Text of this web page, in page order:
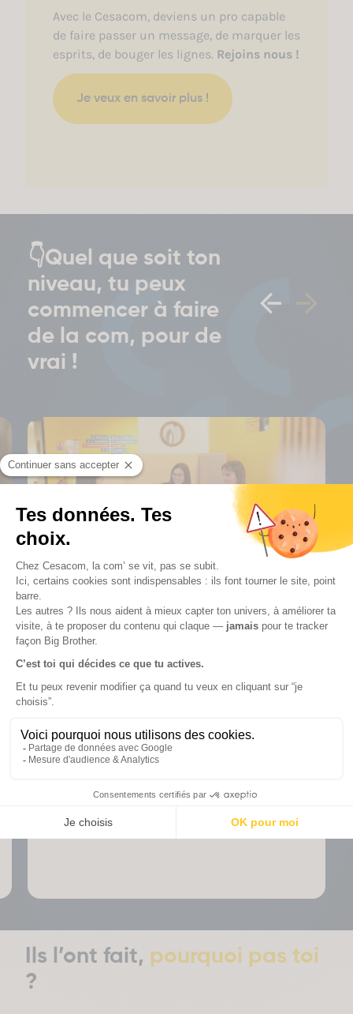
Avec le Cesacom, deviens un pro capable
de faire passer un message, de marquer les
esprits, de bouger les lignes. Rejoins nous !
Je veux en savoir plus !
👇Quel que soit ton
niveau, tu peux
commencer à faire
de la com, pour de
vrai !
Tu es en BAC+3
Mastère en 2 ans
pilotes des campagnes, tu montes en
expertise stratégique.
immersion totale : tu passes du créatif au
décisionnel.
Ils l’ont fait, pourquoi pas toi
?